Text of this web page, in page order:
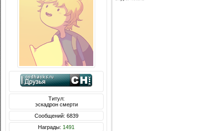
Титул:
эскадрон смерти
Сообщений: 6839
Награды: 1491